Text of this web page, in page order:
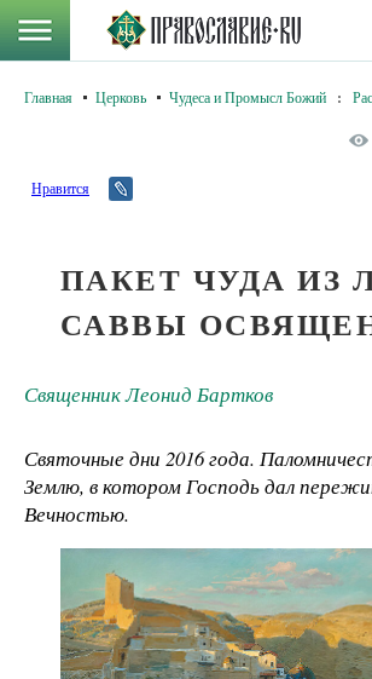
Главная Церковь Чудеса и Промысл Божий :
Нравится
ПАКЕТ ЧУДА ИЗ
САВВЫ
Священник Леонид Бартков
Святочные дни 2016 года.
Землю, в котором Господь дал
Вечностью.